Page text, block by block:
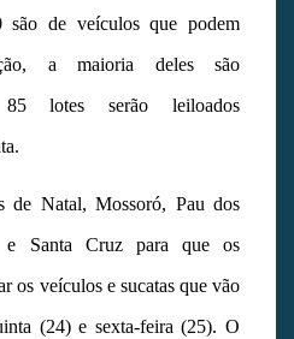
de veículos que podem
a maioria deles são
85 lotes serão leiloados
de Natal, Mossoró, Pau dos
e Santa Cruz para que os
os veículos e sucatas que vão
(24) e sexta-feira (25). O